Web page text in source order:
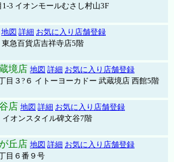
3 イオンモールむさし村山3F
地図 詳細 お気に入り店舗登録
急百貨店吉祥寺店5階
境店 地図 詳細 お気に入り店舗登録
目３?６ イトーヨーカドー 武蔵境店 西館5階
店 地図 詳細 お気に入り店舗登録
オンスタイル碑文谷7階
丘店 地図 詳細 お気に入り店舗登録
目６番９号